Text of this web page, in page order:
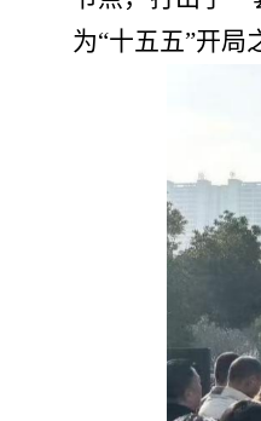
为“十五五”开局